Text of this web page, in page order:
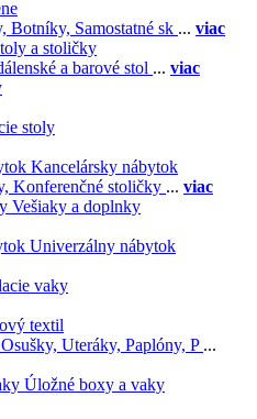
Botníky, Samostatné sk ... viac
a stoličky
a barové stol ... viac
stoly
Kancelársky nábytok
Konferenčné stoličky ... viac
Vešiaky a doplnky
Univerzálny nábytok
vaky
textil
Osušky, Uteráky, Paplóny, P ...
Úložné boxy a vaky